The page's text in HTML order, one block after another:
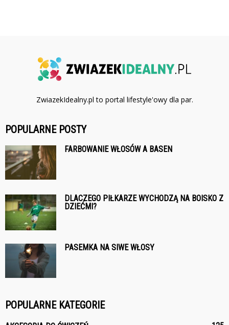
ZwiazekIdealny.pl to portal lifestyle'owy dla par.
POPULARNE POSTY
FARBOWANIE WŁOSÓW A BASEN
DLACZEGO PIŁKARZE WYCHODZĄ NA BOISKO Z
DZIEĆMI?
PASEMKA NA SIWE WŁOSY
POPULARNE KATEGORIE